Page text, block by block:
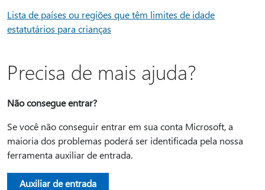
Lista de países ou regiões que têm limites de idade
estatutários para crianças
Precisa de mais ajuda?
Não consegue entrar?
Se você não conseguir entrar em sua conta Microsoft, a
maioria dos problemas poderá ser identificada pela nossa
ferramenta auxiliar de entrada.
Auxiliar de entrada